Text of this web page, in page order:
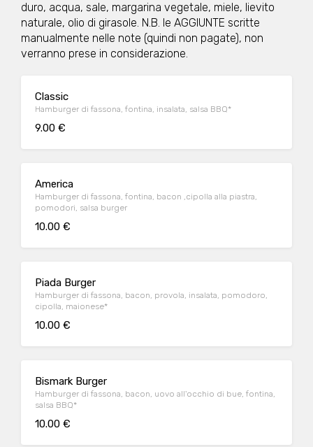
duro, acqua, sale, margarina vegetale, miele, lievito
naturale, olio di girasole. N.B. le AGGIUNTE scritte
manualmente nelle note (quindi non pagate), non
verranno prese in considerazione.
Classic
Hamburger di fassona, fontina, insalata, salsa BBQ*
9.00 €
America
Hamburger di fassona, fontina, bacon ,cipolla alla piastra,
pomodori, salsa burger
10.00 €
Piada Burger
Hamburger di fassona, bacon, provola, insalata, pomodoro,
cipolla, maionese*
10.00 €
Bismark Burger
Hamburger di fassona, bacon, uovo all'occhio di bue, fontina,
salsa BBQ*
10.00 €